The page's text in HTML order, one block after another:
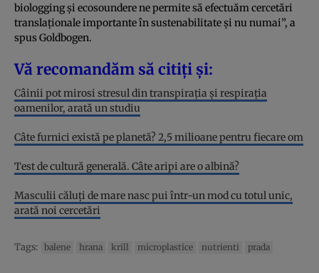
biologging și ecosoundere ne permite să efectuăm cercetări
translaționale importante în sustenabilitate și nu numai”, a
spus Goldbogen.
Vă recomandăm să citiți și:
Câinii pot mirosi stresul din transpirația și respirația
oamenilor, arată un studiu
Câte furnici există pe planetă? 2,5 milioane pentru fiecare om
Test de cultură generală. Câte aripi are o albină?
Masculii căluți de mare nasc pui într-un mod cu totul unic,
arată noi cercetări
Tags: balene hrana krill microplastice nutrienti prada